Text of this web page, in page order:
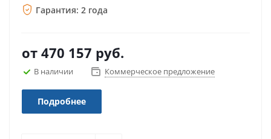
Гарантия: 2 года
от 470 157 руб.
В наличии Коммерческое предложение
Подробнее